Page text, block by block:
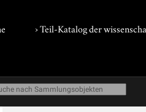
› Teil-Katalog der